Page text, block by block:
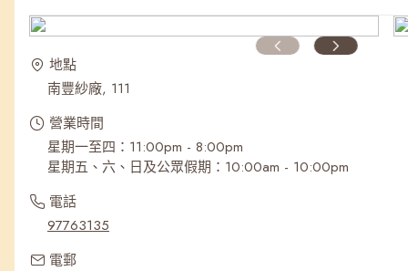
最近搜尋紀錄
地點
南豐紗廠, 111
營業時間
星期一至四：11:00pm - 8:00pm
星期五、六、日及公眾假期：10:00am - 10:00pm
電話
97763135
電郵